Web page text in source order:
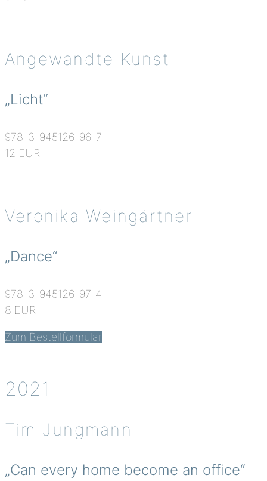
Angewandte Kunst
„Licht“
978-3-945126-96-7
12 EUR
Veronika Weingärtner
„Dance“
978-3-945126-97-4
8 EUR
Zum Bestellformular
2021
Tim Jungmann
„Can every home become an office“